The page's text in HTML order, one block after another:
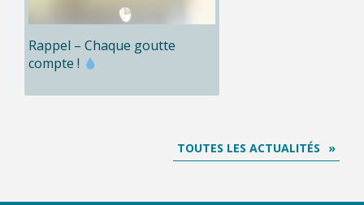
Rappel – Chaque goutte
compte !
TOUTES LES ACTUALITÉS